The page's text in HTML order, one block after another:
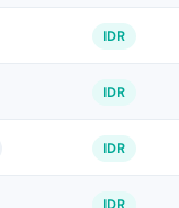
IDR
IDR
IDR
IDR